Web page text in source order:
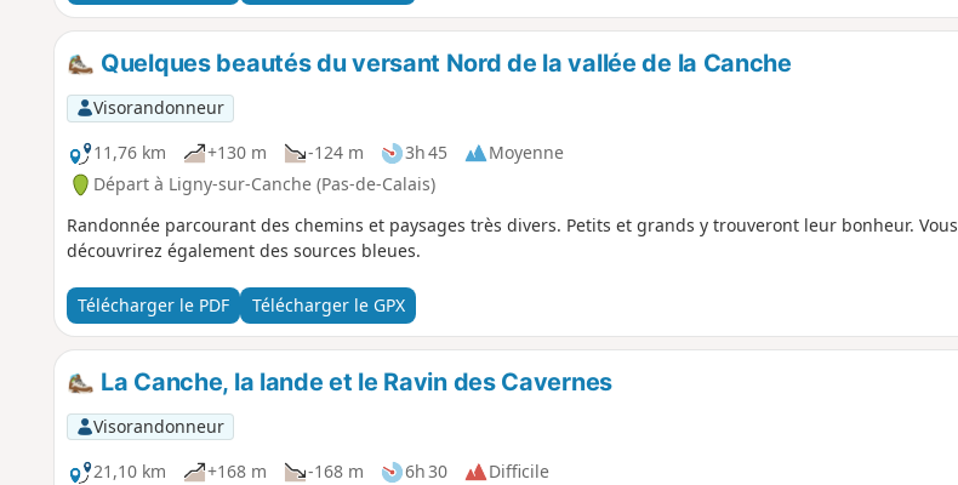
Quelques beautés du versant Nord de la vallée de la Canche
Visorandonneur
11,76 km
+130 m -124 m 3h 45
Moyenne
Départ à Ligny-sur-Canche (Pas-de-Calais)
Randonnée parcourant des chemins et paysages très divers. Petits et grands y trouveront leur bonheur. Vous
découvrirez également des sources bleues.
Télécharger le PDF Télécharger le GPX
La Canche, la lande et le Ravin des Cavernes
Visorandonneur
21,10 km
+168 m -168 m 6h 30
Difficile